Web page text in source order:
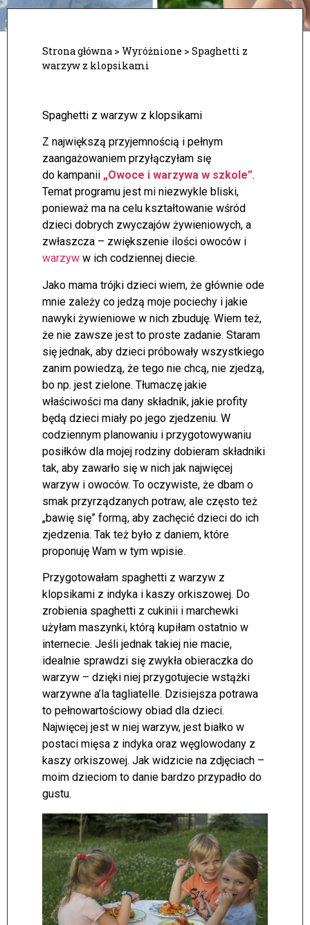
Strona główna > Wyróżnione > Spaghetti z
warzyw z klopsikami
Spaghetti z warzyw z klopsikami
Z największą przyjemnością i pełnym
zaangażowaniem przyłączyłam się
do kampanii „Owoce i warzywa w szkole”.
Temat programu jest mi niezwykle bliski,
ponieważ ma na celu kształtowanie wśród
dzieci dobrych zwyczajów żywieniowych, a
zwłaszcza – zwiększenie ilości owoców i
warzyw w ich codziennej diecie.
Jako mama trójki dzieci wiem, że głównie ode
mnie zależy co jedzą moje pociechy i jakie
nawyki żywieniowe w nich zbuduję. Wiem też,
że nie zawsze jest to proste zadanie. Staram
się jednak, aby dzieci próbowały wszystkiego
zanim powiedzą, że tego nie chcą, nie zjedzą,
bo np. jest zielone. Tłumaczę jakie
właściwości ma dany składnik, jakie profity
będą dzieci miały po jego zjedzeniu. W
codziennym planowaniu i przygotowywaniu
posiłków dla mojej rodziny dobieram składniki
tak, aby zawarło się w nich jak najwięcej
warzyw i owoców. To oczywiste, że dbam o
smak przyrządzanych potraw, ale często też
„bawię się” formą, aby zachęcić dzieci do ich
zjedzenia. Tak też było z daniem, które
proponuję Wam w tym wpisie.
Przygotowałam spaghetti z warzyw z
klopsikami z indyka i kaszy orkiszowej. Do
zrobienia spaghetti z cukinii i marchewki
użyłam maszynki, którą kupiłam ostatnio w
internecie. Jeśli jednak takiej nie macie,
idealnie sprawdzi się zwykła obieraczka do
warzyw – dzięki niej przygotujecie wstążki
warzywne a’la tagliatelle. Dzisiejsza potrawa
to pełnowartościowy obiad dla dzieci.
Najwięcej jest w niej warzyw, jest białko w
postaci mięsa z indyka oraz węglowodany z
kaszy orkiszowej. Jak widzicie na zdjęciach –
moim dzieciom to danie bardzo przypadło do
gustu.